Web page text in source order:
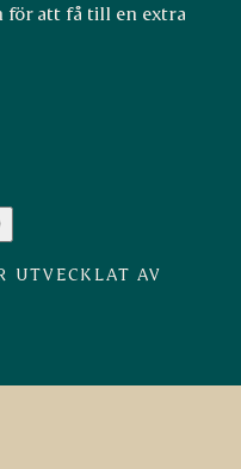
för att få till en extra
UTVECKLAT AV